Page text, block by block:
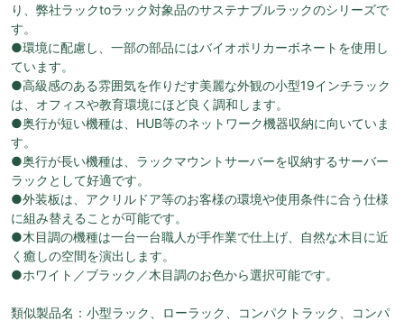
り、弊社ラックtoラック対象品のサステナブルラックのシリーズで
す。
●環境に配慮し、一部の部品にはバイオポリカーボネートを使用し
ています。
●高級感のある雰囲気を作りだす美麗な外観の小型19インチラック
は、オフィスや教育環境にほど良く調和します。
●奥行が短い機種は、HUB等のネットワーク機器収納に向いていま
す。
●奥行が長い機種は、ラックマウントサーバーを収納するサーバー
ラックとして好適です。
●外装板は、アクリルドア等のお客様の環境や使用条件に合う仕様
に組み替えることが可能です。
●木目調の機種は一台一台職人が手作業で仕上げ、自然な木目に近
く癒しの空間を演出します。
●ホワイト／ブラック／木目調のお色から選択可能です。
類似製品名：小型ラック、ローラック、コンパクトラック、コンパ